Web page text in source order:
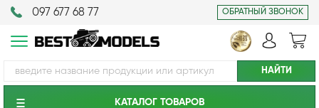
097 677 68 77 ОБРАТНЫЙ ЗВОНОК
КАТАЛОГ ТОВАРОВ